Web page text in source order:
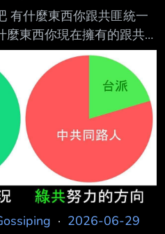
有什麼東西你跟共匪統一
麼東西你現在擁有的跟共
如果兩相比較後者遠大於
? -- 112大多正常人 反共
也一堆綠色討厭藍白討厭
樣啦 看來你是沒有被社會
不能談 是怎麼相信共產
過來啊 別說我看不起共匪
反綠色誘反鄭麗文 誰比我
一堆支持戒嚴的依樣都是智
極端都是垃圾 我還希望以
· 2026-06-29